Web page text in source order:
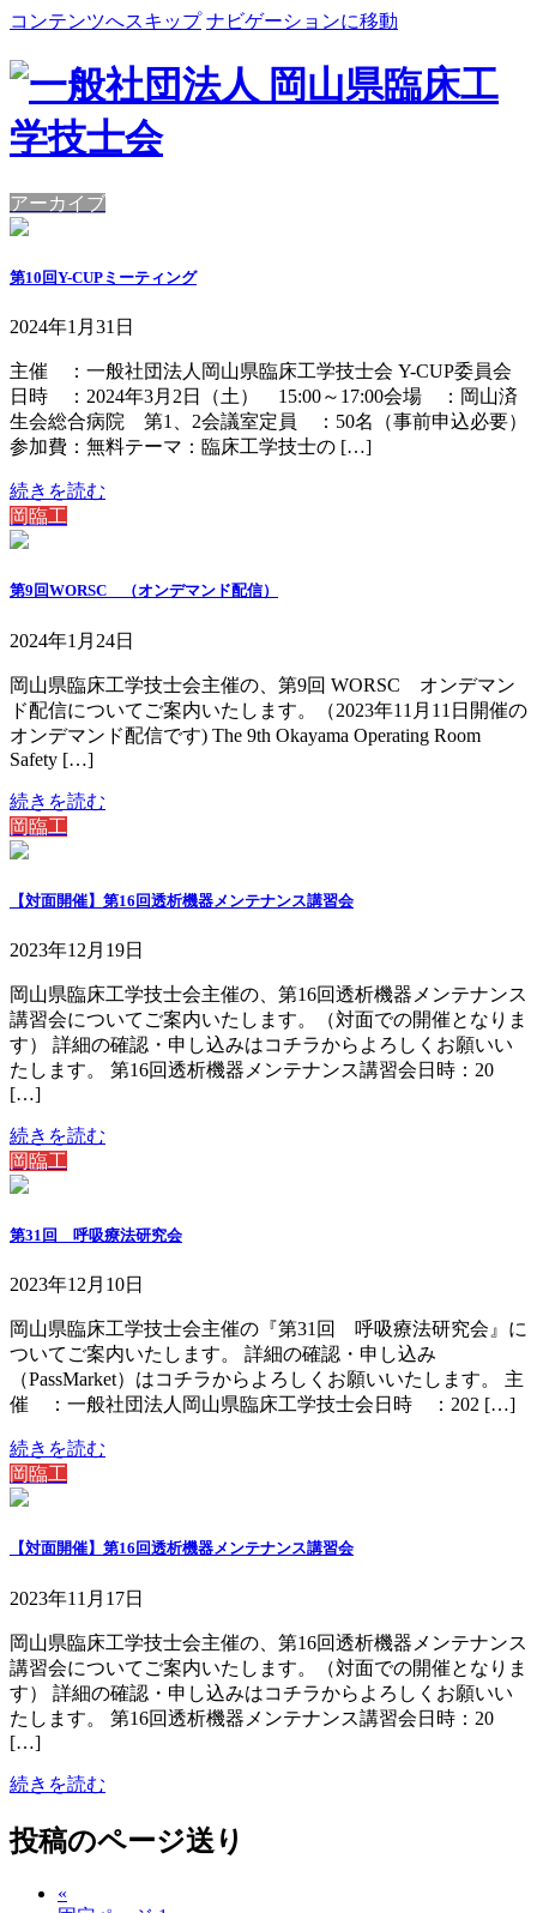
コンテンツへスキップ ナビゲーションに移動
アーカイブ
第10回Y-CUPミーティング
2024年1月31日
主催 ：一般社団法人岡山県臨床工学技士会 Y-CUP委員会
日時 ：2024年3月2日（土） 15:00～17:00会場 ：岡山済
生会総合病院 第1、2会議室定員 ：50名（事前申込必要）
参加費：無料テーマ：臨床工学技士の […]
続きを読む
岡臨工
第9回WORSC （オンデマンド配信）
2024年1月24日
岡山県臨床工学技士会主催の、第9回 WORSC オンデマン
ド配信についてご案内いたします。（2023年11月11日開催の
オンデマンド配信です) The 9th Okayama Operating Room
Safety […]
続きを読む
岡臨工
【対面開催】第16回透析機器メンテナンス講習会
2023年12月19日
岡山県臨床工学技士会主催の、第16回透析機器メンテナンス
講習会についてご案内いたします。（対面での開催となりま
す） 詳細の確認・申し込みはコチラからよろしくお願いい
たします。 第16回透析機器メンテナンス講習会日時：20
[…]
続きを読む
岡臨工
第31回 呼吸療法研究会
2023年12月10日
岡山県臨床工学技士会主催の『第31回 呼吸療法研究会』に
ついてご案内いたします。 詳細の確認・申し込み
（PassMarket）はコチラからよろしくお願いいたします。 主
催 ：一般社団法人岡山県臨床工学技士会日時 ：202 […]
続きを読む
岡臨工
【対面開催】第16回透析機器メンテナンス講習会
2023年11月17日
岡山県臨床工学技士会主催の、第16回透析機器メンテナンス
講習会についてご案内いたします。（対面での開催となりま
す） 詳細の確認・申し込みはコチラからよろしくお願いい
たします。 第16回透析機器メンテナンス講習会日時：20
[…]
続きを読む
投稿のページ送り
«